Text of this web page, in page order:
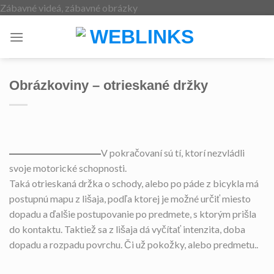
Zábavné videá, zábavné obrázkySkip
content
Obrázkoviny – otrieskané držky
V pokračovaní sú tí, ktorí nezvládli
svoje motorické schopnosti.
Taká otrieskaná držka o schody, alebo po páde z bicykla má
postupnú mapu z lišaja, podľa ktorej je možné určiť miesto
dopadu a ďalšie postupovanie po predmete, s ktorým prišla
do kontaktu. Taktiež sa z lišaja dá vyčítať intenzita, doba
dopadu a rozpadu povrchu. Či už pokožky, alebo predmetu..